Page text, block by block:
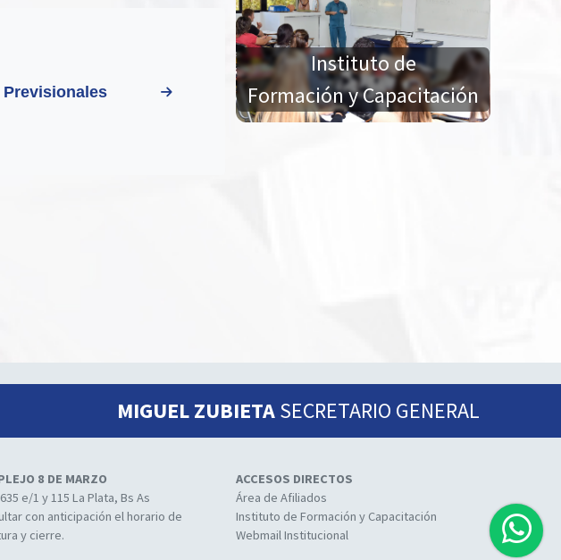
Instituto de
Formación y Capacitación
MIGUEL ZUBIETASECRETARIO GENERAL
8 DE MARZO
e/1 y 115 La Plata, Bs As
con anticipación el horario de
y cierre.
ACCESOS DIRECTOS
Área de Afiliados
Instituto de Formación y Capacitación
Webmail Institucional